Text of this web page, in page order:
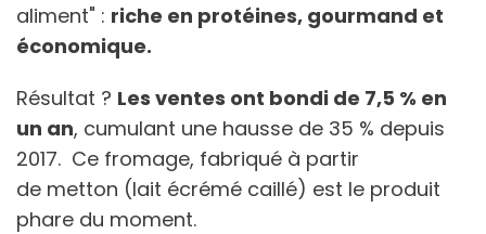
aliment" : riche en protéines, gourmand et
économique.
Résultat ? Les ventes ont bondi de 7,5 % en
un an, cumulant une hausse de 35 % depuis
2017. Ce fromage, fabriqué à partir
de metton (lait écrémé caillé) est le produit
phare du moment.